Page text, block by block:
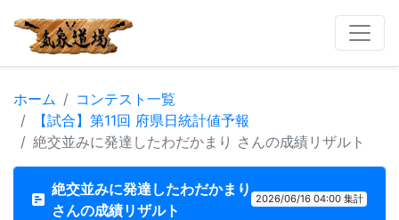
ホーム
コンテスト一覧
【試合】第11回 府県日統計値予報
絶交並みに発達したわだかまり さんの成績リザルト
絶交並みに発達したわだかまり
さんの成績リザルト
2026/06/16 04:00 集計